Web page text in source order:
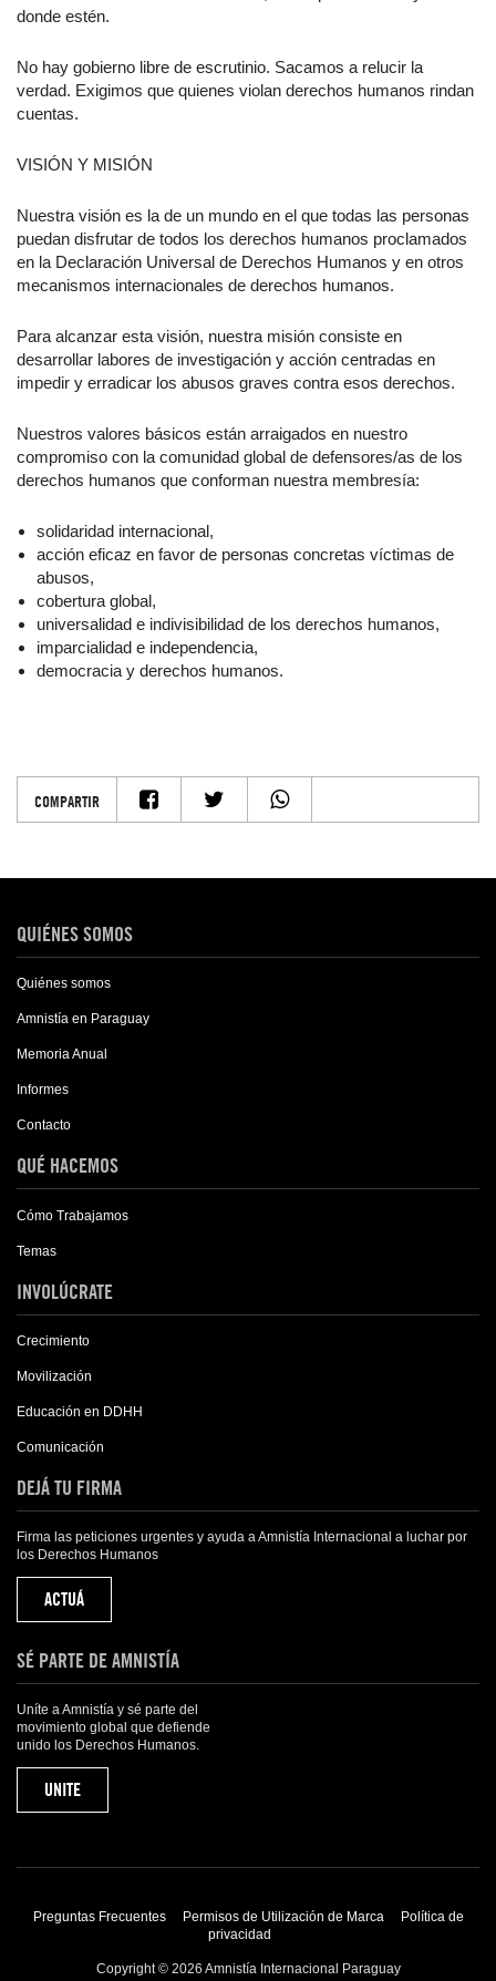
donde estén.
No hay gobierno libre de escrutinio. Sacamos a relucir la
verdad. Exigimos que quienes violan derechos humanos rindan
cuentas.
VISIÓN Y MISIÓN
Nuestra visión es la de un mundo en el que todas las personas
puedan disfrutar de todos los derechos humanos proclamados
en la Declaración Universal de Derechos Humanos y en otros
mecanismos internacionales de derechos humanos.
Para alcanzar esta visión, nuestra misión consiste en
desarrollar labores de investigación y acción centradas en
impedir y erradicar los abusos graves contra esos derechos.
Nuestros valores básicos están arraigados en nuestro
compromiso con la comunidad global de defensores/as de los
derechos humanos que conforman nuestra membresía:
solidaridad internacional,
acción eficaz en favor de personas concretas víctimas de
abusos,
cobertura global,
universalidad e indivisibilidad de los derechos humanos,
imparcialidad e independencia,
democracia y derechos humanos.
COMPARTIR
QUIÉNES SOMOS
Quiénes somos
Amnistía en Paraguay
Memoria Anual
Informes
Contacto
QUÉ HACEMOS
Cómo Trabajamos
Temas
INVOLÚCRATE
Crecimiento
Movilización
Educación en DDHH
Comunicación
DEJÁ TU FIRMA
Firma las peticiones urgentes y ayuda a Amnistía Internacional a luchar por
los Derechos Humanos
ACTUÁ
SÉ PARTE DE AMNISTÍA
Uníte a Amnistía y sé parte del
movimiento global que defiende
unido los Derechos Humanos.
UNITE
Preguntas Frecuentes Permisos de Utilización de Marca
Política de
privacidad
Copyright © 2026 Amnistía Internacional Paraguay